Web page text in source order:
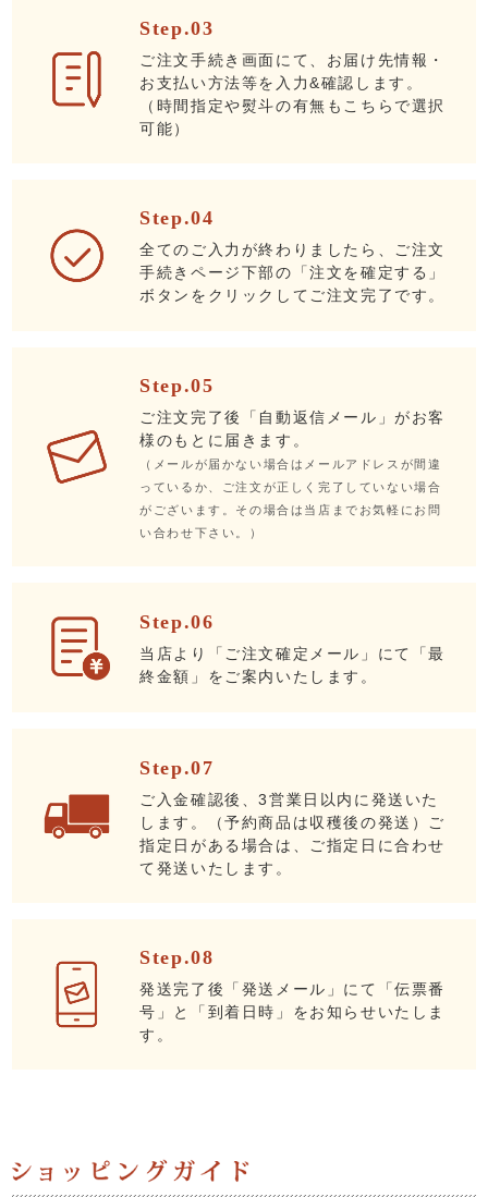
Step.03
ご注文手続き画面にて、お届け先情報・
お支払い方法等を入力&確認します。
（時間指定や熨斗の有無もこちらで選択
可能）
Step.04
全てのご入力が終わりましたら、ご注文
手続きページ下部の「注文を確定する」
ボタンをクリックしてご注文完了です。
Step.05
ご注文完了後「自動返信メール」がお客
様のもとに届きます。
（メールが届かない場合はメールアドレスが間違
っているか、ご注文が正しく完了していない場合
がございます。その場合は当店までお気軽にお問
い合わせ下さい。）
Step.06
当店より「ご注文確定メール」にて「最
終金額」をご案内いたします。
Step.07
ご入金確認後、3営業日以内に発送いた
します。（予約商品は収穫後の発送）ご
指定日がある場合は、ご指定日に合わせ
て発送いたします。
Step.08
発送完了後「発送メール」にて「伝票番
号」と「到着日時」をお知らせいたしま
す。